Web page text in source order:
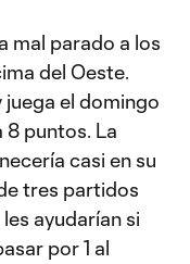
mal parado a los
del Oeste.
juega el domingo
8 puntos. La
casi en su
tres partidos
ayudarían si
por 1 al